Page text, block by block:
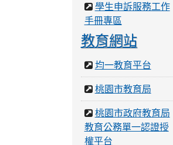
學生申訴服務工作
手冊專區
教育網站
均一教育平台
桃園市教育局
桃園市政府教育局
教育公務單一認證授
權平台